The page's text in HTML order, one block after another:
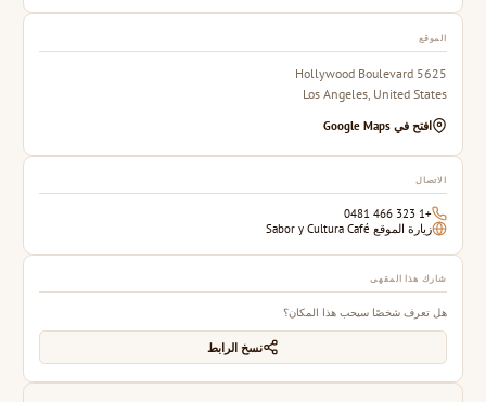
الموقع
5625 Hollywood Boulevard
Los Angeles, United States
افتح في Google Maps
الاتصال
+1 323 466 0481
زيارة الموقع Sabor y Cultura Café
شارك هذا المقهى
هل تعرف شخصًا سيحب هذا المكان؟
نسخ الرابط